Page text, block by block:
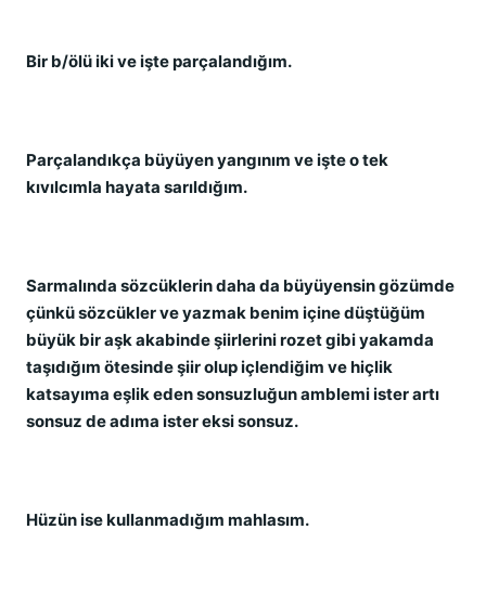
Bir b/ölü iki ve işte parçalandığım.
Parçalandıkça büyüyen yangınım ve işte o tek
kıvılcımla hayata sarıldığım.
Sarmalında sözcüklerin daha da büyüyensin gözümde
çünkü sözcükler ve yazmak benim içine düştüğüm
büyük bir aşk akabinde şiirlerini rozet gibi yakamda
taşıdığım ötesinde şiir olup içlendiğim ve hiçlik
katsayıma eşlik eden sonsuzluğun amblemi ister artı
sonsuz de adıma ister eksi sonsuz.
Hüzün ise kullanmadığım mahlasım.